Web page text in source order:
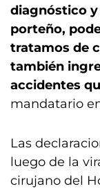
diagnóstico
porteño,
tratamos de
también
accidentes
mandatario
Las
luego de la
cirujano del